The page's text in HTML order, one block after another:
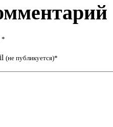
*
(не публикуется)*